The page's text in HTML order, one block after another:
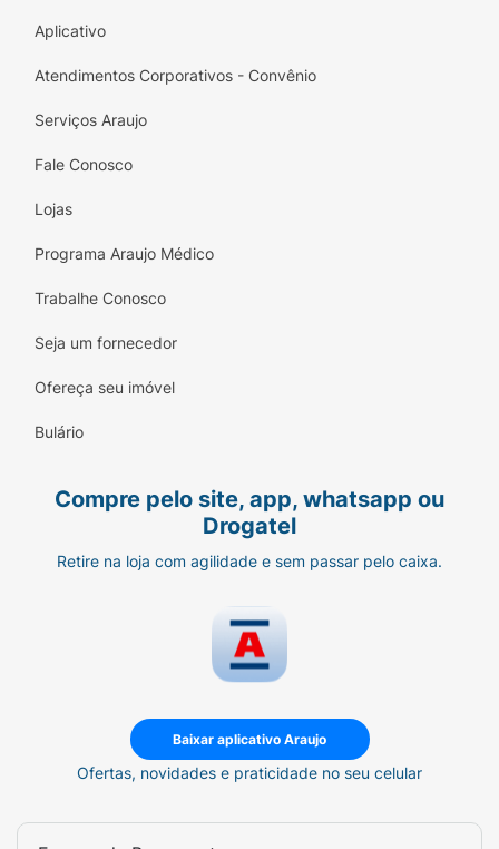
Aplicativo
Atendimentos Corporativos - Convênio
Serviços Araujo
Fale Conosco
Lojas
Programa Araujo Médico
Trabalhe Conosco
Seja um fornecedor
Ofereça seu imóvel
Bulário
Compre pelo site, app, whatsapp ou
Drogatel
Retire na loja com agilidade e sem passar pelo caixa.
Baixar aplicativo Araujo
Ofertas, novidades e praticidade no seu celular